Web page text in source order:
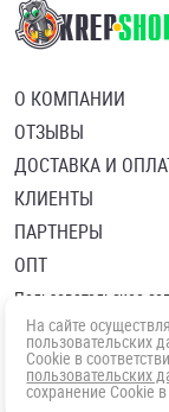
О КОМПАНИИ
ОТЗЫВЫ
ДОСТАВКА И
КЛИЕНТЫ
ПАРТНЕРЫ
ОПТ
Пользовательское
Политика в
Согласие
На сайте
пользовательских
Cookie в
пользовательских
сохранение Cookie